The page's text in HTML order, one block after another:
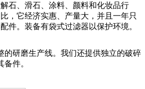
石、滑石、涂料、颜料和化妆品行
，它经济实惠、产量大，并且一年只
件。装备有袋式过滤器以保护环境。
的研磨生产线。我们还提供独立的破碎
件。